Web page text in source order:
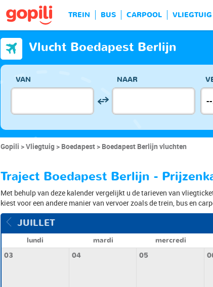
TREIN BUS CARPOOL VLIEGTUIG
Vlucht Boedapest Berlijn
VAN NAAR
Gopili Vliegtuig Boedapest Boedapest Berlijn vluchten
Traject Boedapest Berlijn -
Met behulp van deze kalender vergelijkt u de tarieven van
kiest voor een andere manier van vervoer zoals de trein, bus en
JUILLET
lundi mardi mercredi
03
04 05